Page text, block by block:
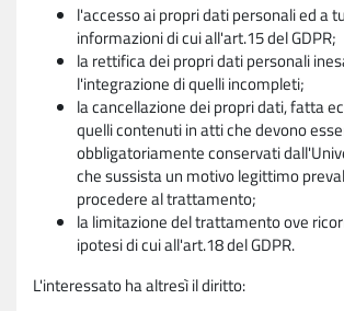
l'accesso ai propri dati personali ed a
informazioni di cui all'art.15 del GDPR;
la rettifica dei propri dati personali
l'integrazione di quelli incompleti;
la cancellazione dei propri dati, fatta
quelli contenuti in atti che devono
obbligatoriamente conservati
che sussista un motivo legittimo
procedere al trattamento;
la limitazione del trattamento ove
ipotesi di cui all'art.18 del GDPR.
L'interessato ha altresì il diritto: